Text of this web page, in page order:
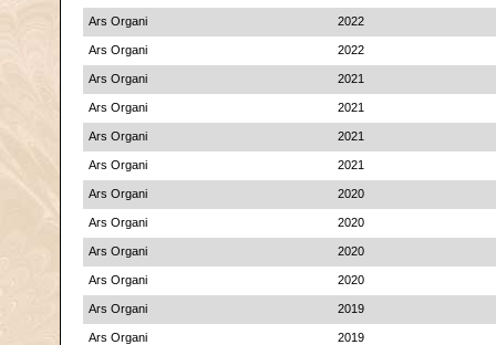
Ars Organi 2022
Ars Organi 2022
Ars Organi 2021
Ars Organi 2021
Ars Organi 2021
Ars Organi 2021
Ars Organi 2020
Ars Organi 2020
Ars Organi 2020
Ars Organi 2020
Ars Organi 2019
Ars Organi 2019